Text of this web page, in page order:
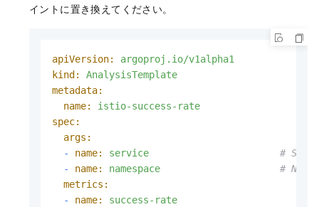
イントに置き換えてください。
apiVersion:
argoproj.io/v1alpha1
kind:
AnalysisTemplate
metadata:
name:
istio-success-rate
spec:
args:
-
name: service
#
-
name: namespace
#
metrics:
-
name:
success-rate